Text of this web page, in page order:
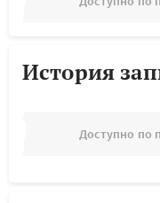
История
Доступно по